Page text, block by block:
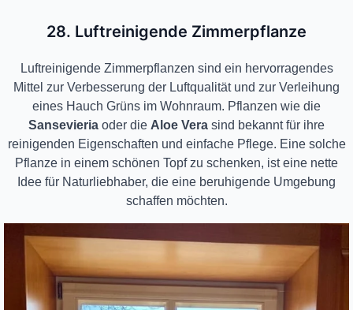
28. Luftreinigende Zimmerpflanze
Luftreinigende Zimmerpflanzen sind ein hervorragendes
Mittel zur Verbesserung der Luftqualität und zur Verleihung
eines Hauch Grüns im Wohnraum. Pflanzen wie die
Sansevieria oder die Aloe Vera sind bekannt für ihre
reinigenden Eigenschaften und einfache Pflege. Eine solche
Pflanze in einem schönen Topf zu schenken, ist eine nette
Idee für Naturliebhaber, die eine beruhigende Umgebung
schaffen möchten.